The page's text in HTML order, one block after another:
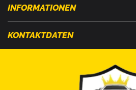
INFORMATIONEN
KONTAKTDATEN